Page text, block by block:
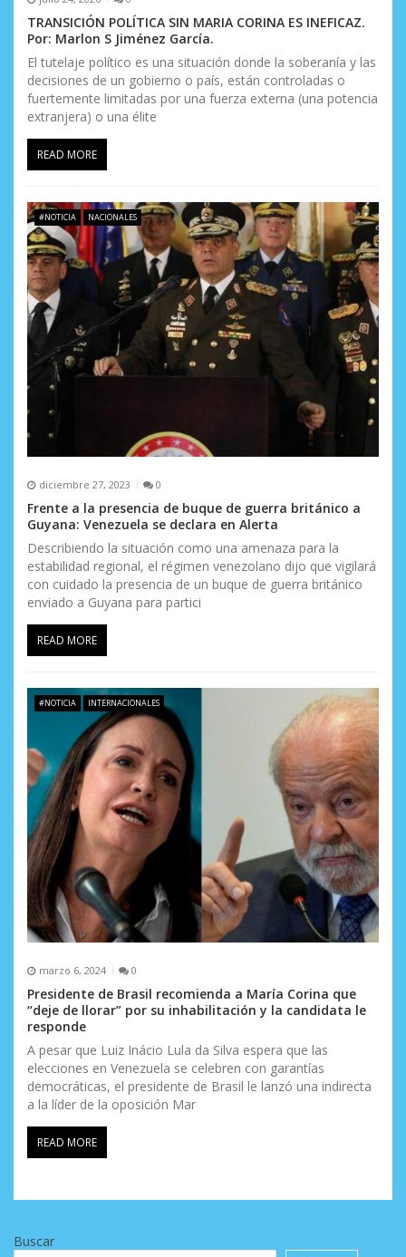
TRANSICIÓN POLÍTICA SIN MARIA CORINA ES INEFICAZ.
Por: Marlon S Jiménez García.
El tutelaje político es una situación donde la soberanía y las
decisiones de un gobierno o país, están controladas o
fuertemente limitadas por una fuerza externa (una potencia
extranjera) o una élite
READ MORE
#NOTICIA NACIONALES
diciembre 27, 2023 0
Frente a la presencia de buque de guerra británico a
Guyana: Venezuela se declara en Alerta
Describiendo la situación como una amenaza para la
estabilidad regional, el régimen venezolano dijo que vigilará
con cuidado la presencia de un buque de guerra británico
enviado a Guyana para partici
READ MORE
#NOTICIA INTERNACIONALES
marzo 6, 2024 0
Presidente de Brasil recomienda a María Corina que
“deje de llorar” por su inhabilitación y la candidata le
responde
A pesar que Luiz Inácio Lula da Silva espera que las
elecciones en Venezuela se celebren con garantías
democráticas, el presidente de Brasil le lanzó una indirecta
a la líder de la oposición Mar
READ MORE
Buscar